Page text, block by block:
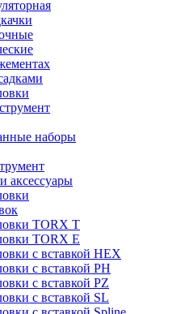
наборы
аксессуары
TORX T
TORX Е
с вставкой HEX
с вставкой PH
с вставкой PZ
с вставкой SL